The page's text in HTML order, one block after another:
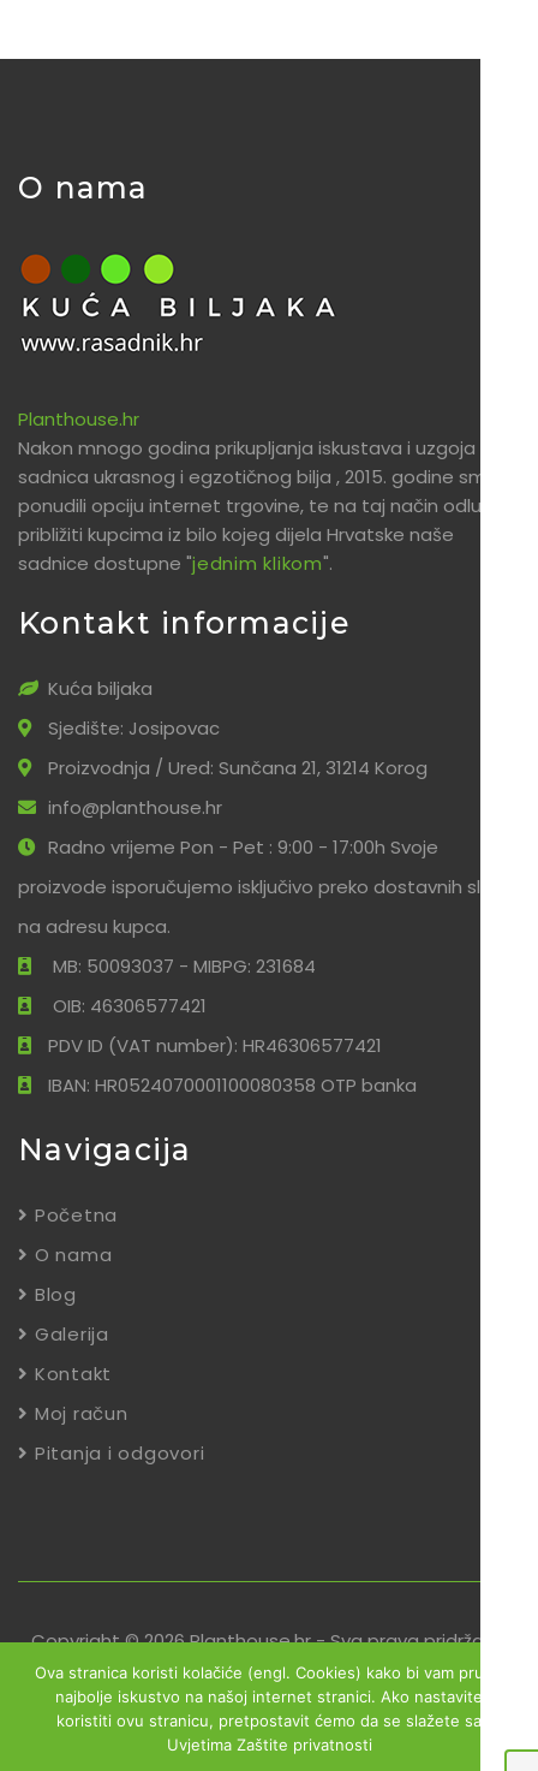
O nama
Planthouse.hr
Nakon mnogo godina prikupljanja iskustava i uzgoja
sadnica ukrasnog i egzotičnog bilja , 2015. godine smo
ponudili opciju internet trgovine, te na taj način odlučili
približiti kupcima iz bilo kojeg dijela Hrvatske naše
sadnice dostupne "jednim klikom".
Kontakt informacije
Kuća biljaka
Sjedište: Josipovac
Proizvodnja / Ured: Sunčana 21, 31214 Korog
info@planthouse.hr
Radno vrijeme Pon - Pet : 9:00 - 17:00h Svoje
proizvode isporučujemo isključivo preko dostavnih službi
na adresu kupca.
MB: 50093037 - MIBPG: 231684
OIB: 46306577421
PDV ID (VAT number): HR46306577421
IBAN: HR0524070001100080358 OTP banka
Navigacija
Početna
O nama
Blog
Galerija
Kontakt
Moj račun
Pitanja i odgovori
Copyright © 2026 Planthouse.hr - Sva prava pridržana
Uvjeti poslovanja Reklamacije
Zaštita podataka
Izjava o sigurnosti online plaćanja
Obrazac za jednostrani raskid ugovora
Ova stranica koristi kolačiće (engl. Cookies) kako bi vam pružili
najbolje iskustvo na našoj internet stranici. Ako nastavite
koristiti ovu stranicu, pretpostavit ćemo da se slažete sa
Uvjetima Zaštite privatnosti